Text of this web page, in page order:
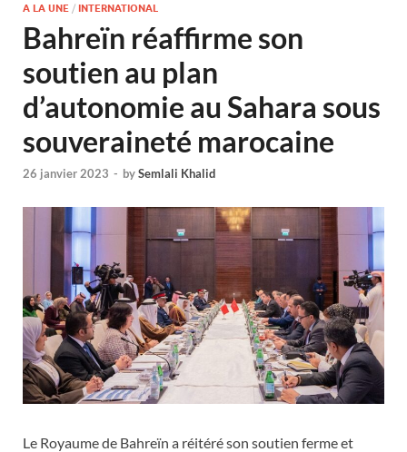
A LA UNE / INTERNATIONAL
Bahreïn réaffirme son
soutien au plan
d’autonomie au Sahara sous
souveraineté marocaine
26 janvier 2023 - bySemlali Khalid
Le Royaume de Bahreïn a réitéré son soutien ferme et